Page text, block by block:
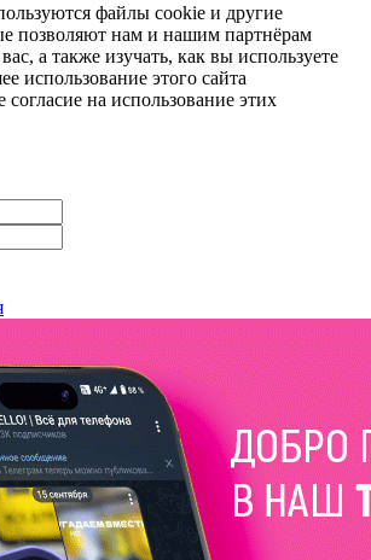
файлы cookie и другие
позволяют нам и нашим партнёрам
а также изучать, как вы используете
использование этого сайта
согласие на использование этих